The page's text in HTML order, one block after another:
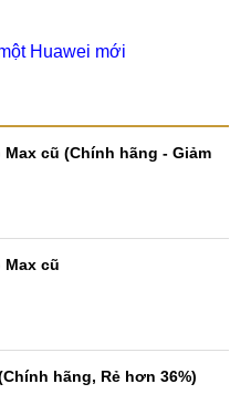
Huawei mới
Max cũ (Chính hãng - Giảm
Max cũ
hãng, Rẻ hơn 36%)